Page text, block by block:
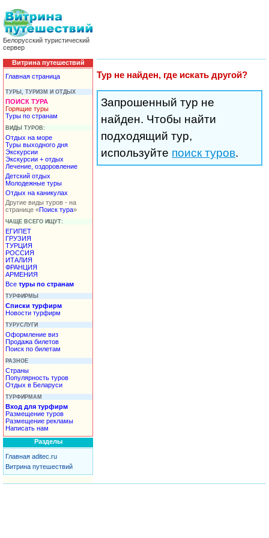
Белорусский туристический
сервер
Витрина путешествий
Главная страница
ТУРЫ, ТУРИЗМ И ОТДЫХ
ПОИСК ТУРА
Горящие туры
Туры по странам
ВИДЫ ТУРОВ:
Отдых на море
Туры выходного дня
Экскурсии
Экскурсии + отдых
Лечение, оздоровление
Детский отдых
Молодежные туры
Отдых на каникулах
Другие виды туров - на
странице «Поиск тура»
ЧАЩЕ ВСЕГО ИЩУТ:
ЕГИПЕТ
ГРУЗИЯ
ТУРЦИЯ
РОССИЯ
ИТАЛИЯ
ФРАНЦИЯ
АРМЕНИЯ
Все туры по странам
ТУРФИРМЫ
Списки турфирм
Новости турфирм
ТУРУСЛУГИ
Оформление виз
Продажа билетов
Поиск по билетам
РАЗНОЕ
Страны
Популярность туров
Отдых в Беларуси
ТУРФИРМАМ
Вход для турфирм
Размещение туров
Размещение рекламы
Написать нам
Разделы
Главная aditec.ru
Витрина путешествий
Тур не найден, где искать другой?
Запрошенный тур не
найден. Чтобы найти
подходящий тур,
используйте поиск туров.